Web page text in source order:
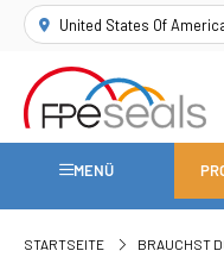
United States Of
MENÜ
STARTSEITE BRAUCHST